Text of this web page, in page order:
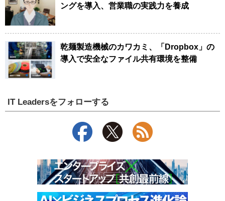
ングを導入、営業職の実践力を養成
乾麺製造機械のカワカミ、「Dropbox」の
導入で安全なファイル共有環境を整備
IT Leadersをフォローする